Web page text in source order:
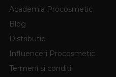
Academia Procosmetic
Blog
Distributie
Influenceri Procosmetic
Termeni si conditii